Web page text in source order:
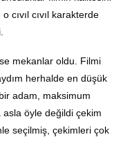
cıvıl cıvıl karakterde
mekanlar oldu. Filmi
herhalde en düşük
adam, maksimum
öyle değildi çekim
seçilmiş, çekimleri çok